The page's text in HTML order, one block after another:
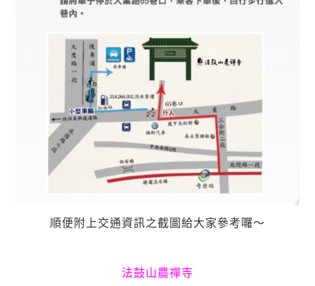
順便附上交通資訊之截圖給大家參考囉～
法鼓山農禪寺